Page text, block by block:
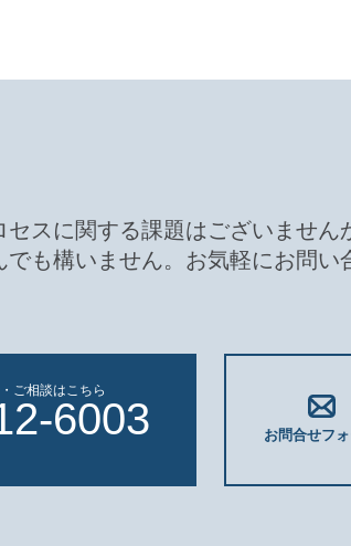
スに関する課題はございません
も構いません。お気軽にお問い
ご相談はこちら
6003 お問合せフ